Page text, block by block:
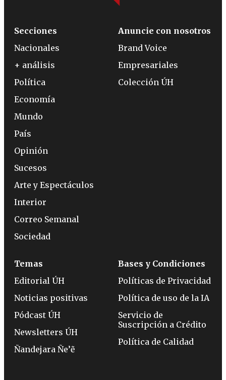
Secciones
Nacionales
+ análisis
Política
Economía
Mundo
País
Opinión
Sucesos
Arte y Espectáculos
Interior
Correo Semanal
Sociedad
Anuncie con nosotros
Brand Voice
Empresariales
Colección ÚH
Temas
Editorial ÚH
Noticias positivas
Pódcast ÚH
Newsletters ÚH
Ñandejara Ñe’ẽ
Bases y Condiciones
Políticas de Privacidad
Política de uso de la IA
Servicio de
Suscripción a Crédito
Política de Calidad